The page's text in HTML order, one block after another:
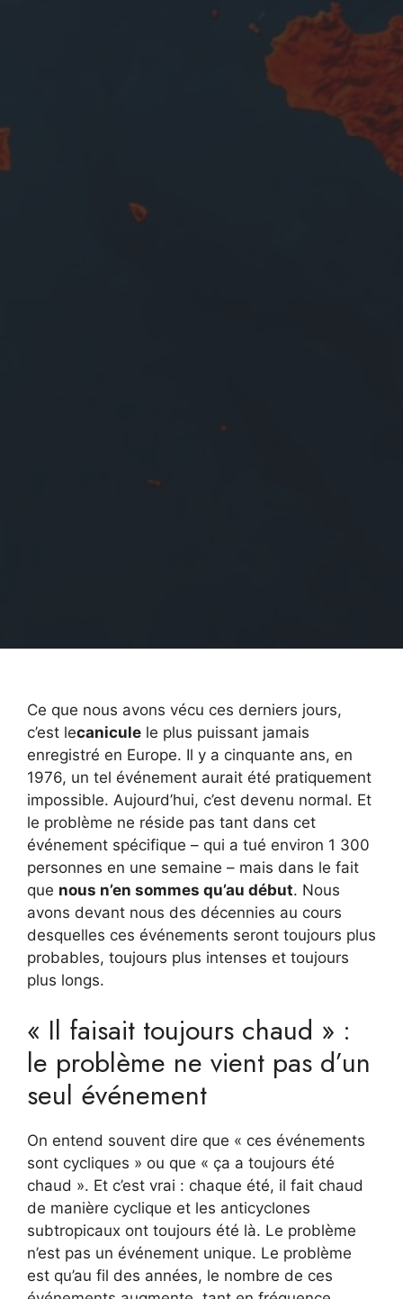
Ce que nous avons vécu ces derniers jours,
c’est lecanicule le plus puissant jamais
enregistré en Europe. Il y a cinquante ans, en
1976, un tel événement aurait été pratiquement
impossible. Aujourd’hui, c’est devenu normal. Et
le problème ne réside pas tant dans cet
événement spécifique – qui a tué environ 1 300
personnes en une semaine – mais dans le fait
que nous n’en sommes qu’au début. Nous
avons devant nous des décennies au cours
desquelles ces événements seront toujours plus
probables, toujours plus intenses et toujours
plus longs.
« Il faisait toujours chaud » :
le problème ne vient pas d’un
seul événement
On entend souvent dire que « ces événements
sont cycliques » ou que « ça a toujours été
chaud ». Et c’est vrai : chaque été, il fait chaud
de manière cyclique et les anticyclones
subtropicaux ont toujours été là. Le problème
n’est pas un événement unique. Le problème
est qu’au fil des années, le nombre de ces